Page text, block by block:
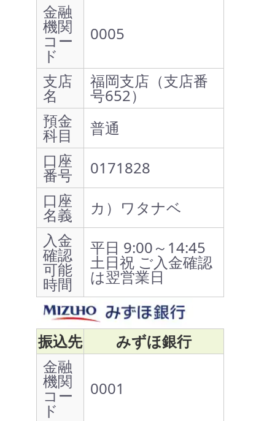
金融
機関
コー
ド
0005
支店
名
福岡支店（支店番
号652）
預金
科目
普通
口座
番号
0171828
口座
名義
カ）ワタナベ
入金
確認
可能
時間
平日 9:00～14:45
土日祝 ご入金確認
は翌営業日
振込先
みずほ銀行
金融
機関
コー
ド
0001